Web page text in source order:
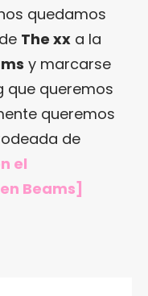
quedamos
The xx a la
y marcarse
que queremos
queremos
de
el
en Beams]